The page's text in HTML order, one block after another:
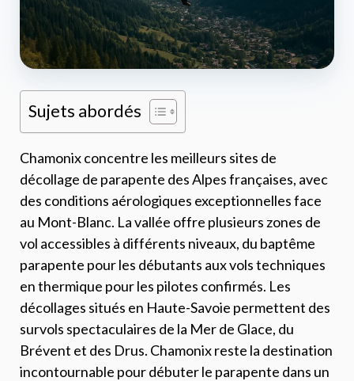
Sujets abordés
Chamonix concentre les meilleurs sites de
décollage de parapente des Alpes françaises, avec
des conditions aérologiques exceptionnelles face
au Mont-Blanc. La vallée offre plusieurs zones de
vol accessibles à différents niveaux, du baptême
parapente pour les débutants aux vols techniques
en thermique pour les pilotes confirmés. Les
décollages situés en Haute-Savoie permettent des
survols spectaculaires de la Mer de Glace, du
Brévent et des Drus. Chamonix reste la destination
incontournable pour débuter le parapente dans un